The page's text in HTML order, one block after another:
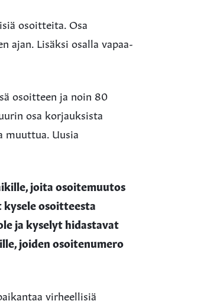
osoitteita. Osa
ajan. Lisäksi osalla vapaa-
osoitteen ja noin 80
osa korjauksista
muuttua. Uusia
joita osoitemuutos
osoitteesta
ja kyselyt hidastavat
joiden osoitenumero
virheellisiä